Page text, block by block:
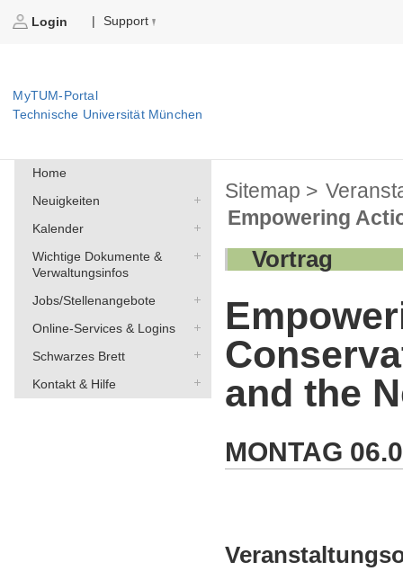
Login | Support
MyTUM-Portal
Technische Universität München
Home
Neuigkeiten
Kalender
Wichtige Dokumente &
Verwaltungsinfos
Jobs/Stellenangebote
Online-Services & Logins
Schwarzes Brett
Kontakt & Hilfe
Sitemap >
Empowering
Vortrag
and the
MONTAG